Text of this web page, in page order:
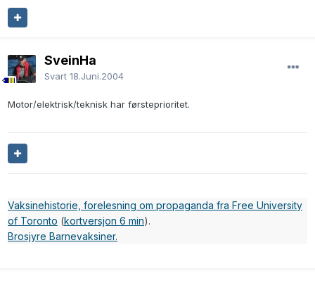
SveinHa
Svart 18.Juni.2004
Motor/elektrisk/teknisk har førsteprioritet.
Vaksinehistorie, forelesning om propaganda fra Free University
of Toronto (kortversjon 6 min).
Brosjyre Barnevaksiner.